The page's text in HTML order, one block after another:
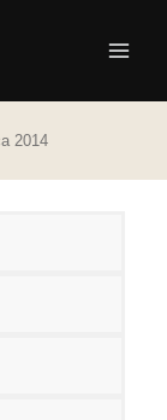
2014